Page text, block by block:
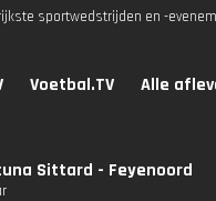
sportwedstrijden en -
Voetbal.TV Alle
Sittard - Feyenoord